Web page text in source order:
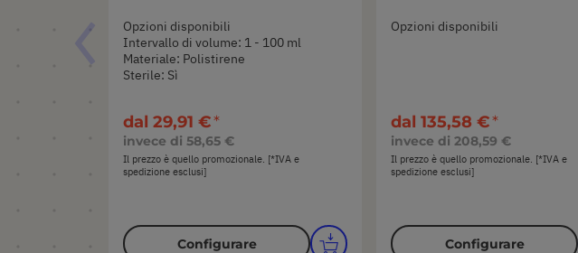
Opzioni disponibili
Intervallo di volume: 1 - 100 ml
Materiale: Polistirene
Sterile: Sì
dal 29,91 €
invece di 58,65 €
Il prezzo è quello promozionale. [*IVA e
spedizione esclusi]
Configurare
Opzioni disponibili
dal 135,58 €
invece di 208,59 €
Il prezzo è quello promozionale. [*IVA e
spedizione esclusi]
Configurare